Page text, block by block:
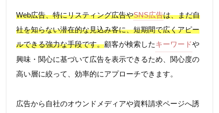
Web広告、特にリスティング広告やSNS広告は、まだ自
社を知らない潜在的な見込み客に、短期間で広くアピー
ルできる強力な手段です。顧客が検索したキーワードや
興味・関心に基づいて広告を表示できるため、関心度の
高い層に絞って、効率的にアプローチできます。
広告から自社のオウンドメディアや資料請求ページへ誘